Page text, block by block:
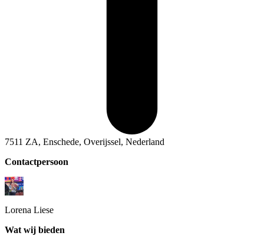
7511 ZA, Enschede, Overijssel, Nederland
Contactpersoon
Lorena Liese
Wat wij bieden